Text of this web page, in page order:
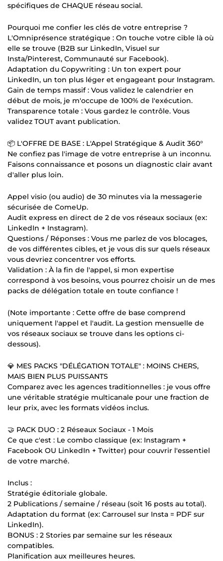
spécifiques de CHAQUE réseau social.
Pourquoi me confier les clés de votre entreprise ?
L'Omniprésence stratégique : On touche votre cible là où
elle se trouve (B2B sur LinkedIn, Visuel sur
Insta/Pinterest, Communauté sur Facebook).
Adaptation du Copywriting : Un ton expert pour
LinkedIn, un ton plus léger et engageant pour Instagram.
Gain de temps massif : Vous validez le calendrier en
début de mois, je m'occupe de 100% de l'exécution.
Transparence totale : Vous gardez le contrôle. Vous
validez TOUT avant publication.
📦 L'OFFRE DE BASE : L'Appel Stratégique & Audit 360°
Ne confiez pas l'image de votre entreprise à un inconnu.
Faisons connaissance et posons un diagnostic clair avant
d'aller plus loin.
Appel visio (ou audio) de 30 minutes via la messagerie
sécurisée de ComeUp.
Audit express en direct de 2 de vos réseaux sociaux (ex:
LinkedIn + Instagram).
Questions / Réponses : Vous me parlez de vos blocages,
de vos différentes cibles, et je vous dis sur quels réseaux
vous devriez concentrer vos efforts.
Validation : À la fin de l'appel, si mon expertise
correspond à vos besoins, vous pourrez choisir un de mes
packs de délégation totale en toute confiance !
(Note importante : Cette offre de base comprend
uniquement l'appel et l'audit. La gestion mensuelle de
vos réseaux sociaux se trouve dans les options ci-
dessous).
💎 MES PACKS "DÉLÉGATION TOTALE" : MOINS CHERS,
MAIS BIEN PLUS PUISSANTS
Comparez avec les agences traditionnelles : je vous offre
une véritable stratégie multicanale pour une fraction de
leur prix, avec les formats vidéos inclus.
🤝 PACK DUO : 2 Réseaux Sociaux - 1 Mois
Ce que c'est : Le combo classique (ex: Instagram +
Facebook OU LinkedIn + Twitter) pour couvrir l'essentiel
de votre marché.
Inclus :
Stratégie éditoriale globale.
2 Publications / semaine / réseau (soit 16 posts au total).
Adaptation du format (ex: Carrousel sur Insta = PDF sur
LinkedIn).
BONUS : 2 Stories par semaine sur les réseaux
compatibles.
Planification aux meilleures heures.